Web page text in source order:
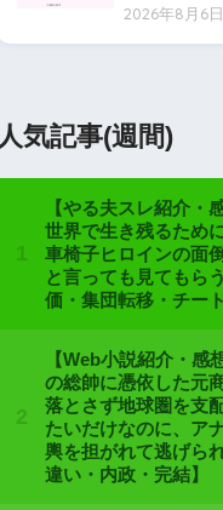
2026年8月6日
人気記事(週間)